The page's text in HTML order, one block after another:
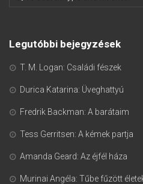
Legutóbbi bejegyzések
T. M. Logan: Családi fészek
Durica Katarina: Üveghattyú
Fredrik Backman: A barátaim
Tess Gerritsen: A kémek partja
Amanda Geard: Az éjfél háza
Murinai Angéla: Tűbe fűzött